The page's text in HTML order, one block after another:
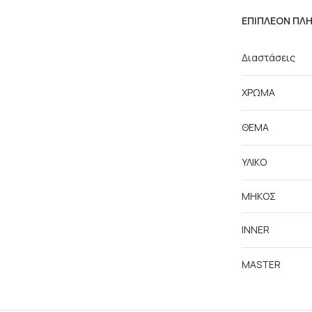
ΕΠΙΠΛΈΟΝ
Διαστάσεις
ΧΡΩΜΑ
ΘΕΜΑ
ΥΛΙΚΟ
ΜΗΚΟΣ
INNER
MASTER